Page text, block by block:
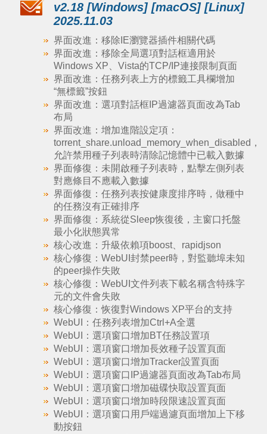
v2.18 [Windows] [macOS] [Linux]
2025.11.03
界面改進：移除IE瀏覽器插件相關代碼
界面改進：移除全局選項對話框適用於
Windows XP、Vista的TCP/IP連接限制頁面
界面改進：任務列表上方的標籤工具欄增加
“無標籤”按鈕
界面改進：選項對話框IP過濾器頁面改為Tab
布局
界面改進：增加進階設定項：
torrent_share.unload_memory_when_disabled，
允許禁用種子列表時清除記憶體中已載入數據
界面修復：未開啟種子列表時，點擊左側列表
對應條目不應載入數據
界面修復：任務列表按健康度排序時，做種中
的任務沒有正確排序
界面修復：系統從Sleep恢復後，主窗口托盤
最小化狀態異常
核心改進：升級依賴項boost、rapidjson
核心修復：WebUI封禁peer時，對監聽埠未知
的peer操作失敗
核心修復：WebUI文件列表下載名稱含特殊字
元的文件會失敗
核心修復：恢復對Windows XP平台的支持
WebUI：任務列表增加Ctrl+A全選
WebUI：選項窗口增加BT任務設置項
WebUI：選項窗口增加長效種子設置頁面
WebUI：選項窗口增加Tracker設置頁面
WebUI：選項窗口IP過濾器頁面改為Tab布局
WebUI：選項窗口增加磁碟快取設置頁面
WebUI：選項窗口增加時段限速設置頁面
WebUI：選項窗口用戶端過濾頁面增加上下移
動按鈕